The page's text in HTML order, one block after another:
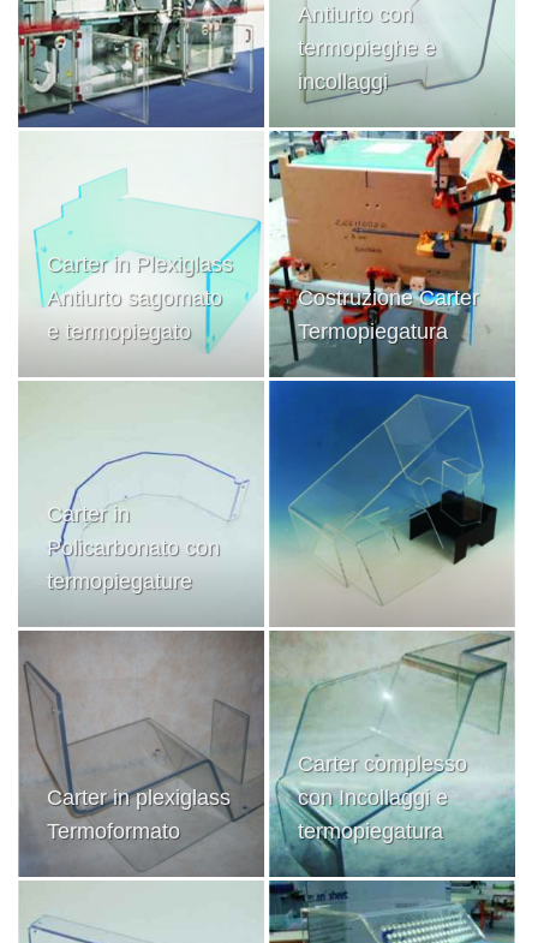
Antiurto con
termopieghe e
incollaggi
Carter in Plexiglass
Antiurto sagomato
e termopiegato
Costruzione Carter
Termopiegatura
Carter in
Policarbonato con
termopiegature
Carter in plexiglass
Termoformato
Carter complesso
con Incollaggi e
termopiegatura